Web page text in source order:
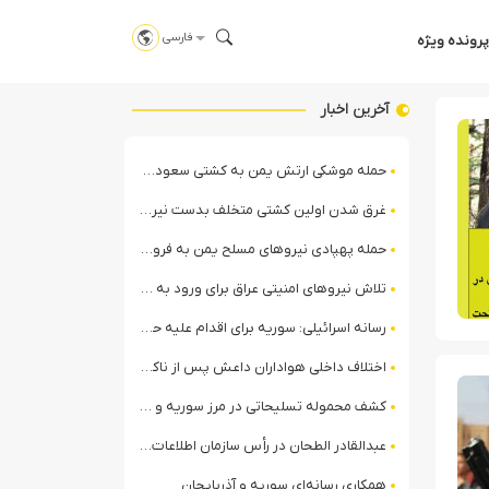
پرونده ویژه فارسی
آخرین اخبار
حمله موشکی ارتش یمن به کشتی سعودی در شمال دریای سرخ
غرق شدن اولین کشتی متخلف بدست نیروی دریایی ارتش یمن
حمله پهپادی نیروهای مسلح یمن به فرودگاه نجران
تلاش نیروهای امنیتی عراق برای ورود به مقر مقاومت در حومه بغداد
رسانه اسرائیلی: سوریه برای اقدام علیه حزب‌الله در لبنان آماده می‌شود!
اختلاف داخلی هواداران داعش پس از ناکامی عملیات انغماسی داعش در رقه
کشف محموله تسلیحاتی در مرز سوریه و عراق توسط نیروهای الجولانی
عبدالقادر الطحان در رأس سازمان اطلاعات سوریه؛ گمانه‌زنی‌ها درباره اختلافات در ساختار امنیتی
همکاری رسانه‌ای سوریه و آذربایجان